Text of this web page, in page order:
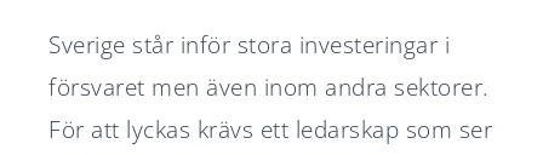
Sverige står inför stora investeringar i
försvaret men även inom andra sektorer.
För att lyckas krävs ett ledarskap som ser